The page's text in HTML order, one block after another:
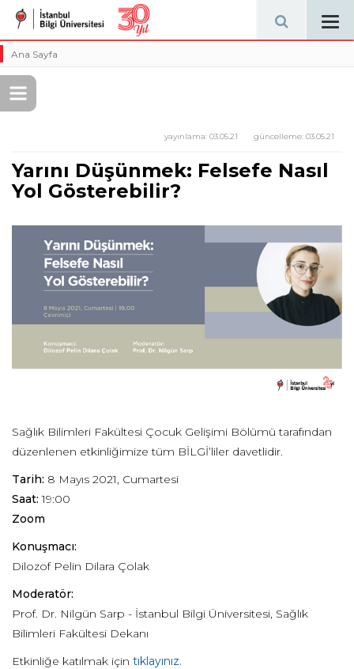
Ana Sayfa
güncelleme: 03.05.21
yayınlama: 03.05.21
Yarını Düşünmek: Felsefe Nasıl
Yol Gösterebilir?
Sağlık Bilimleri Fakültesi Çocuk Gelişimi Bölümü tarafından
düzenlenen etkinliğimize tüm BİLGİ’liler davetlidir.
Tarih: 8 Mayıs 2021, Cumartesi
Saat:19:00
Zoom
Konuşmacı:
Dilozof Pelin Dilara Çolak
Moderatör:
Prof. Dr. Nilgün Sarp - İstanbul Bilgi Üniversitesi, Sağlık
Bilimleri Fakültesi Dekanı
Etkinliğe katılmak için tıklayınız.